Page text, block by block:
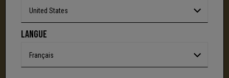
UNE NOUVELLE PAGE S'ÉCRIT AVEC IKKS
C'est la fin d'une aventure : le site I.Code ferme
définitivement.Mais l'audace, la créativité
United States
LANGUE
Français